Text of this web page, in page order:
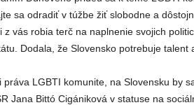
sa odradiť v túžbe žiť slobodne a
z vás robia terč na naplnenie svojich
Dodala, že Slovensko potrebuje talent
práva LGBTI komunite, na Slovensku by
Jana Bittó Cigániková v statuse na